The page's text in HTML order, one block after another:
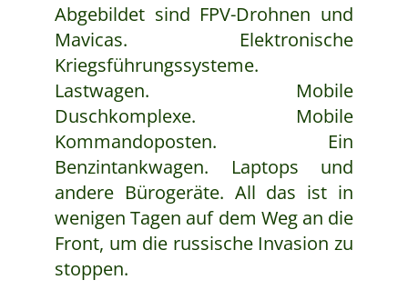
Abgebildet sind FPV-Drohnen und
Mavicas. Elektronische
Kriegsführungssysteme.
Lastwagen. Mobile
Duschkomplexe. Mobile
Kommandoposten. Ein
Benzintankwagen. Laptops und
andere Bürogeräte. All das ist in
wenigen Tagen auf dem Weg an die
Front, um die russische Invasion zu
stoppen.